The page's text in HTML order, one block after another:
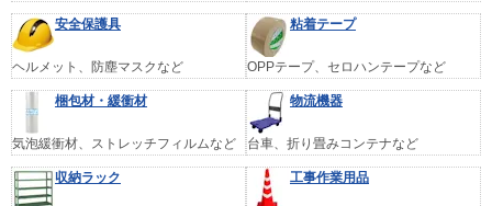
安全保護具
ヘルメット、防塵マスクなど
粘着テープ
OPPテープ、セロハンテープなど
梱包材・緩衝材
気泡緩衝材、ストレッチフィルムなど
物流機器
台車、折り畳みコンテナなど
収納ラック 工事作業用品